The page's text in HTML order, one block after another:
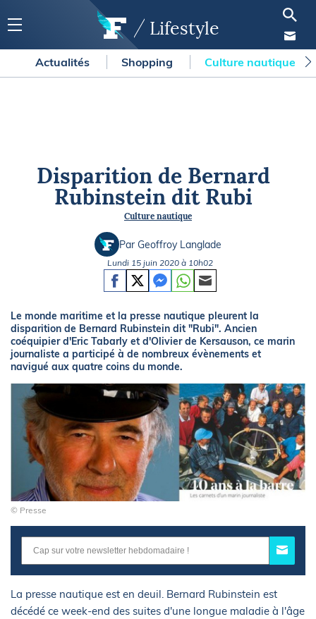
Lifestyle
Actualités Shopping Culture nautique
Disparition de Bernard
Rubinstein dit Rubi
Culture nautique
Par Geoffroy Langlade
Lundi 15 juin 2020 à 10h02
Le monde maritime et la presse nautique pleurent la
disparition de Bernard Rubinstein dit "Rubi". Ancien
coéquipier d'Eric Tabarly et d'Olivier de Kersauson, ce marin
journaliste a participé à de nombreux évènements et
navigué aux quatre coins du monde.
© Presse
La presse nautique est en deuil. Bernard Rubinstein est
décédé ce week-end des suites d'une longue maladie à l'âge